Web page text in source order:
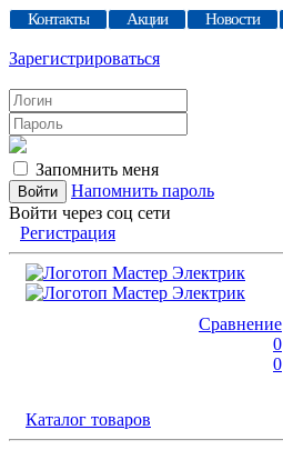
Контакты Акции Новости
Зарегистрироваться
Запомнить меня
Напомнить пароль
Войти через соц сети
Регистрация
Сравнение
0
0
Каталог товаров